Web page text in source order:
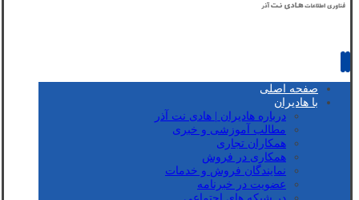
صفحه اصلی
با هادیران
درباره هادیران | هادی نت آذر
مطالب آموزشی و خبری
همکاران تجاری
همکاری در فروش
نمایندگان فروش و خدمات
عضویت در خبرنامه